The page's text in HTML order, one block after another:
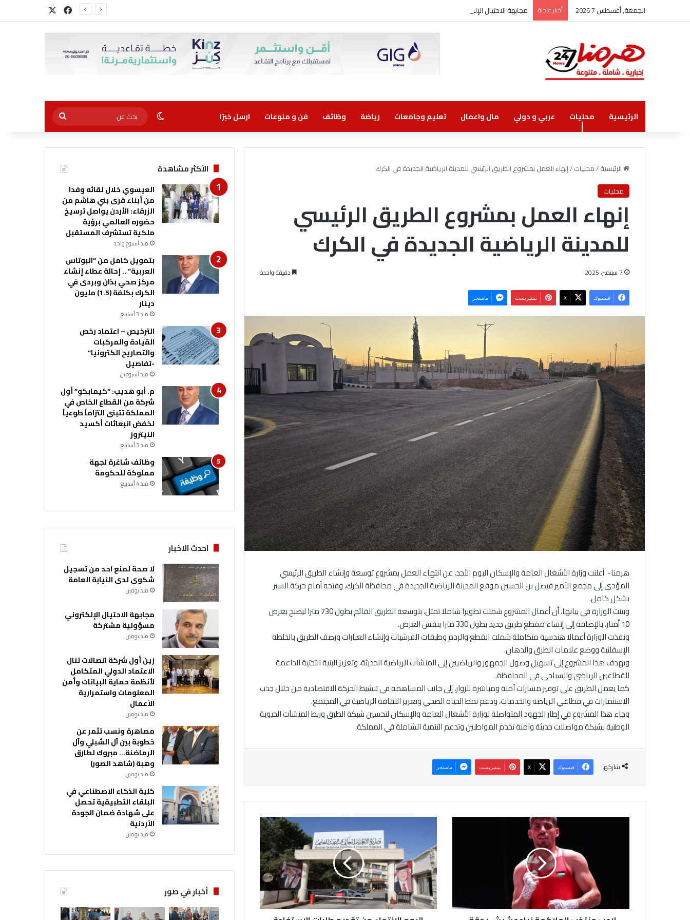
الجمعة, أغسطس 7 2026 أخبار عاجلة مجابهة الاحتيال الإلكتروني مسؤولية مشتركة فيسبوك
الرئيسية محليات عربي و دولي مال واعمال تعليم وجامعات رياضة وظائف فن و منوعات ارسل خبرًا الوضع المظلم
بحث
عن
الرئيسية/محليات/إنهاء العمل بمشروع الطريق الرئيسي للمدينة الرياضية الجديدة في الكرك
محليات
إنهاء العمل بمشروع الطريق الرئيسي
للمدينة الرياضية الجديدة في الكرك
7 سبتمبر، 2025 دقيقة واحدة
فيسبوك ‫X بينتيريست ماسنجر
هرمنا- أعلنت وزارة الأشغال العامة والإسكان اليوم الأحد، عن انتهاء العمل بمشروع توسعة وإنشاء الطريق الرئيسي
المؤدي إلى مجمع الأمير فيصل بن الحسين موقع المدينة الرياضية الجديدة في محافظة الكرك، وفتحه أمام حركة السير
بشكل كامل.
وبينت الوزارة في بيانها، أن أعمال المشروع شملت تطويرا شاملا تمثل، بتوسعة الطريق القائم بطول 730 مترا ليصبح بعرض
10 أمتار، بالإضافة إلى إنشاء مقطع طريق جديد بطول 330 مترا بنفس العرض.
ونفذت الوزارة أعمالا هندسية متكاملة شملت القطع والردم وطبقات الفرشيات وإنشاء العبارات ورصف الطريق بالخلطة
الإسفلتية ووضع علامات الطرق والدهان.
ويهدف هذا المشروع إلى تسهيل وصول الجمهور والرياضيين إلى المنشآت الرياضية الحديثة، وتعزيز البنية التحتية الداعمة
للقطاعين الرياضي والسياحي في المحافظة.
كما يعمل الطريق على توفير مسارات آمنة ومباشرة للزوار، إلى جانب المساهمة في تنشيط الحركة الاقتصادية من خلال جذب
الاستثمارات في قطاعي الرياضة والخدمات، ودعم نمط الحياة الصحي وتعزيز الثقافة الرياضية في المجتمع.
وجاء هذا المشروع في إطار الجهود المتواصلة لوزارة الأشغال العامة والإسكان لتحسين شبكة الطرق وربط المنشآت الحيوية
الوطنية بشبكة مواصلات حديثة وآمنة تخدم المواطنين وتدعم التنمية الشاملة في المملكة.
شاركها فيسبوك ‫X بينتيريست ماسنجر
ب
ي
و
م
ا
ل
ا
ن
الأكثر مشاهدة
العيسوي خلال لقائه وفدا
من أبناء قرى بني هاشم من
الزرقاء: الأردن يواصل ترسيخ
حضوره العالمي برؤية
ملكية تستشرف المستقبل
منذ أسبوع واحد
بتمويل كامل من “البوتاس
العربية” .. إحالة عطاء إنشاء
مركز صحي بذان وبردى في
الكرك بكلفة (1.5) مليون
دينار
منذ 3 أسابيع
الترخيص – اعتماد رخص
القيادة والمركبات
والتصاريح الكترونيا”
-تفاصيل
منذ أسبوعين
م. أبو هديب: “كيمابكو” أول
شركة من القطاع الخاص في
المملكة تتبنى التزاماً طوعياً
لخفض انبعاثات أكسيد
النيتروز
منذ 3 أسابيع
وظائف شاغرة لجهة
مملوكة للحكومة
منذ 4 أسابيع
احدث الاخبار
لا صحة لمنع احد من تسجيل
شكوى لدى النيابة العامة
منذ يومين
مجابهة الاحتيال الإلكتروني
مسؤولية مشتركة
منذ يومين
زين أول شركة اتصالات تنال
الاعتماد الدولي المتكامل
لأنظمة حماية البيانات وأمن
المعلومات واستمرارية
الأعمال
منذ يومين
مصاهرة ونسب تثمر عن
خطوبة بين آل الشبلي وآل
الرماضنة… مبروك لطارق
وهبة (شاهد الصور)
منذ يومين
كلية الذكاء الاصطناعي في
البلقاء التطبيقية تحصل
على شهادة ضمان الجودة
الأردنية
منذ يومين
أخبار في صور